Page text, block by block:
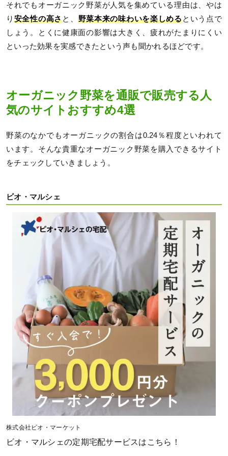
それでもオーガニック野菜が人気を集めている理由は、やは
り 安全性の高さと、 野菜本来の味わいを楽しめるという点で
しょう。とくに健康面の影響は大きく、疲れがたまりにくい
といった効果を実感できたという声も聞かれるほどです。
オーガニック野菜を通販で販売する人
気のサイトおすすめ4選
野菜のなかでもオーガニックの割合は0.24％程度といわれて
います。そんな貴重なオーガニック野菜を購入できるサイト
をチェックしていきましょう。
ビオ・マルシェ
株式会社ビオ・マーケット
ビオ・マルシェの定期宅配サービスはこちら！